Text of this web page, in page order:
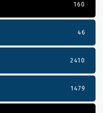
160
46
2410
1479